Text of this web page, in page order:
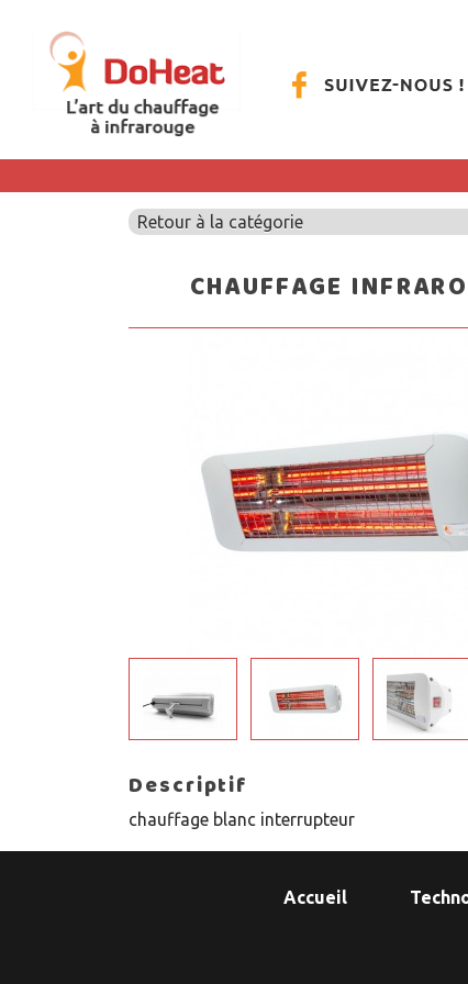
Retour à la catégorie
CHAUFFAGE
Descriptif
chauffage blanc interrupteur
Accueil